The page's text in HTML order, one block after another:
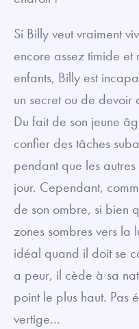
Si Billy veut vraiment
encore assez timide et
enfants, Billy est
un secret ou de devoir
Du fait de son jeune
confier des tâches
pendant que les
jour. Cependant,
de son ombre, si bien
zones sombres vers la
idéal quand il doit se
a peur, il cède à sa
point le plus haut. Pas
vertige…